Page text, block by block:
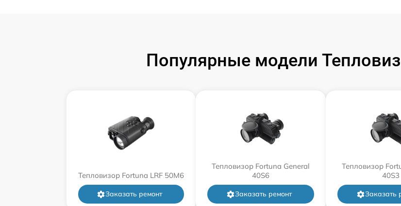
Популярные модели
Тепловизор Fortuna LRF 50M6
Заказать ремонт
Тепловизор Fortuna General
40S6
Заказать ремонт
Тепловизор
40S3
Заказать